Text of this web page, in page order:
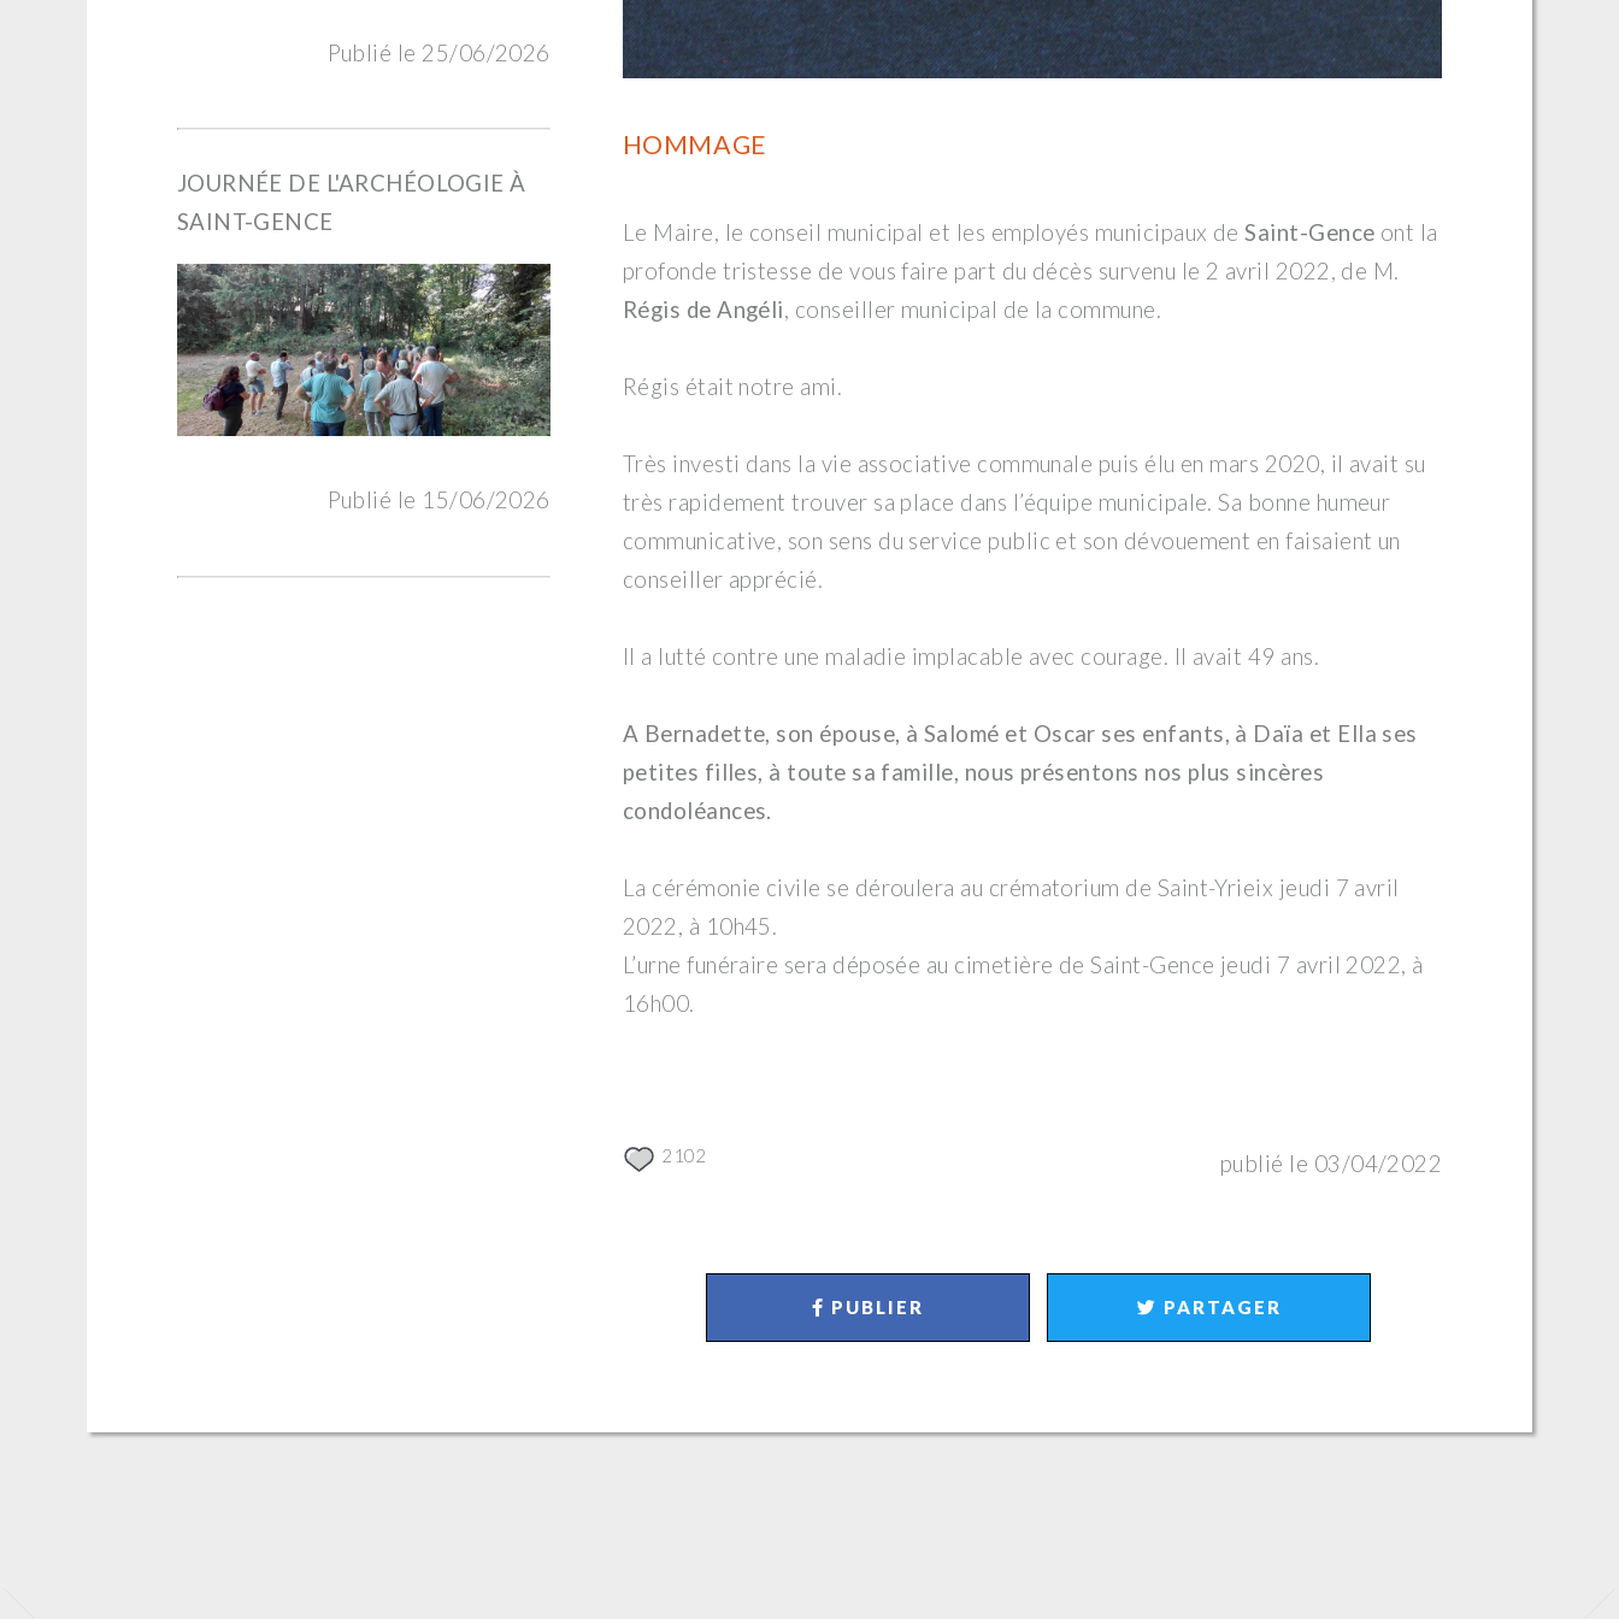
Publié le 25/06/2026
JOURNÉE DE L'ARCHÉOLOGIE À
SAINT-GENCE
Publié le 15/06/2026
HOMMAGE
Le Maire, le conseil municipal et les employés municipaux deSaint-Gence ont la
profonde tristesse de vous faire part du décès survenu le 2 avril 2022, de M.
Régis de Angéli, conseiller municipal de la commune.
Régis était notre ami.
Très investi dans la vie associative communale puis élu en mars 2020, il avait su
très rapidement trouver sa place dans l’équipe municipale. Sa bonne humeur
communicative, son sens du service public et son dévouement en faisaient un
conseiller apprécié.
Il a lutté contre une maladie implacable avec courage. Il avait 49 ans.
A Bernadette, son épouse, à Salomé et Oscar ses enfants, à Daïa et Ella ses
petites filles, à toute sa famille, nous présentons nos plus sincères
condoléances.
La cérémonie civile se déroulera au crématorium de Saint-Yrieix jeudi 7 avril
2022, à 10h45.
L’urne funéraire sera déposée au cimetière de Saint-Gence jeudi 7 avril 2022, à
16h00.
publié le 03/04/2022
2102
PUBLIER PARTAGER